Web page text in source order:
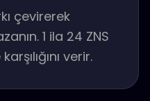
çevirerek
1 ila 24 ZNS
verir.